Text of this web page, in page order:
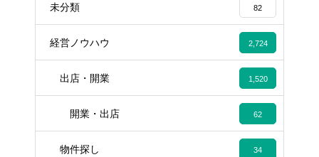
未分類 82
経営ノウハウ 2,724
出店・開業 1,520
開業・出店 62
物件探し 34